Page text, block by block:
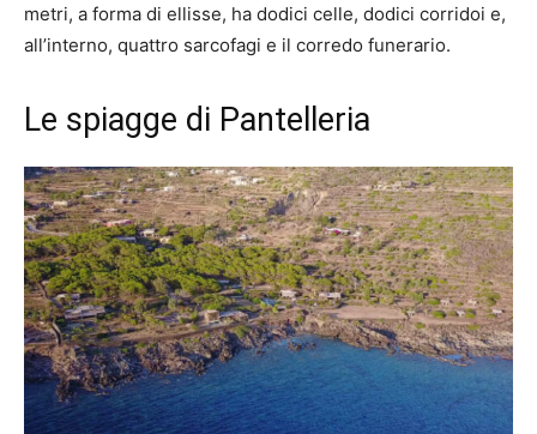
metri, a forma di ellisse, ha dodici celle, dodici corridoi e,
all’interno, quattro sarcofagi e il corredo funerario.
Le spiagge di Pantelleria